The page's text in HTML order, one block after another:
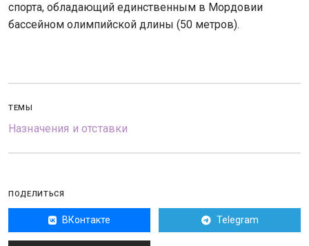
спорта, обладающий единственным в Мордовии
бассейном олимпийской длины (50 метров).
ТЕМЫ
Назначения и отставки
ПОДЕЛИТЬСЯ
ВКонтакте Telegram